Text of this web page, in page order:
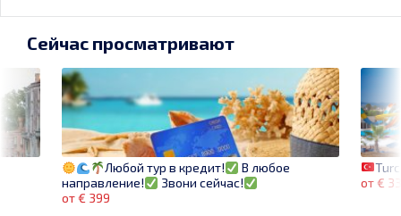
от €
Сейчас просматривают
Любой тур в кредит!
В любое
направление!
Звони сейчас!
от € 399